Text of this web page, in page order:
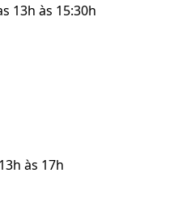
13h às 15:30h
às 17h